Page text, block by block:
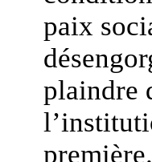
paix
plaindre